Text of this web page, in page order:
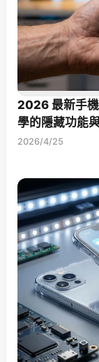
2026 最新手
學的隱藏功能
2026/4/25